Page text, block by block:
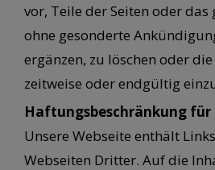
vor, Teile der Seiten oder das
ohne gesonderte
ergänzen, zu löschen oder
zeitweise oder endgültig
Haftungsbeschränkung für
Unsere Webseite enthält
Webseiten Dritter. Auf die